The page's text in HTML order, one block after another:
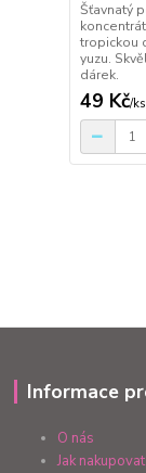
Šťavnatý
tropickou
yuzu.
dárek.
49 Kč/ks
Informace
O nás
Jak nakupovat